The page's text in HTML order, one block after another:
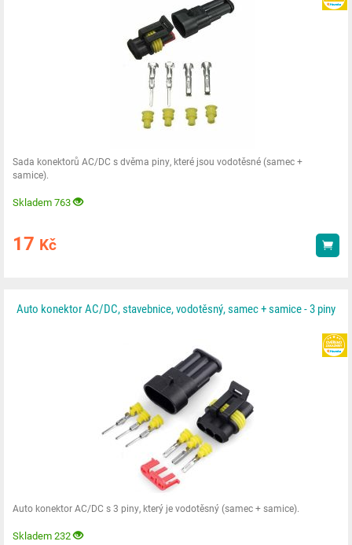
Sada konektorů AC/DC s dvěma piny, které jsou vodotěsné (samec +
samice).
Skladem 763
17 Kč
Auto konektor AC/DC, stavebnice, vodotěsný, samec + samice - 3 piny
Auto konektor AC/DC s 3 piny, který je vodotěsný (samec + samice).
Skladem 232